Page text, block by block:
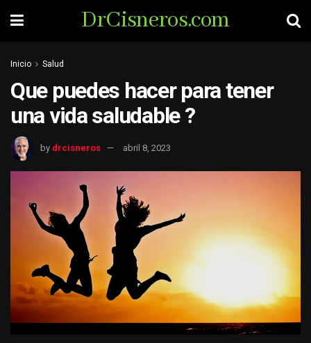
DrCisneros.com
Inicio Salud
Que puedes hacer para tener
una vida saludable ?
by drcisneros abril 8, 2023